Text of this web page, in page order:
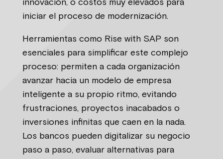
innovación, o costos muy elevados para
iniciar el proceso de modernización.
Herramientas como Rise with SAP son
esenciales para simplificar este complejo
proceso: permiten a cada organización
avanzar hacia un modelo de empresa
inteligente a su propio ritmo, evitando
frustraciones, proyectos inacabados o
inversiones infinitas que caen en la nada.
Los bancos pueden digitalizar su negocio
paso a paso, evaluar alternativas para